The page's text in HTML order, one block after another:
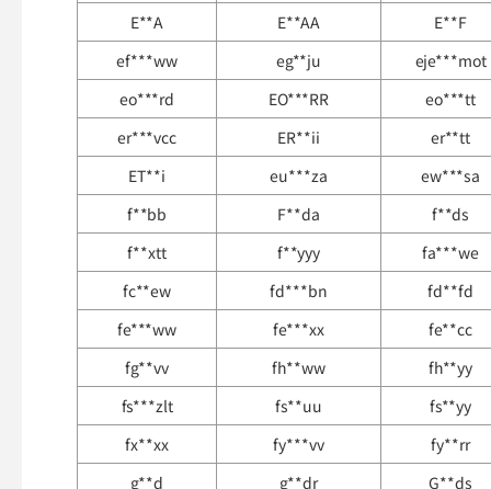
E**A
E**AA
E**F
ef***ww
eg**ju
eje***mot
eo***rd
EO***RR
eo***tt
er***vcc
ER**ii
er**tt
ET**i
eu***za
ew***sa
f**bb
F**da
f**ds
f**xtt
f**yyy
fa***we
fc**ew
fd***bn
fd**fd
fe***ww
fe***xx
fe**cc
fg**vv
fh**ww
fh**yy
fs***zlt
fs**uu
fs**yy
fx**xx
fy***vv
fy**rr
g**d
g**dr
G**ds